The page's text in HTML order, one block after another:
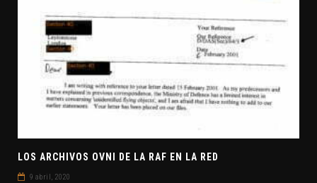
LOS ARCHIVOS OVNI DE LA RAF EN LA RED
9 abril, 2020